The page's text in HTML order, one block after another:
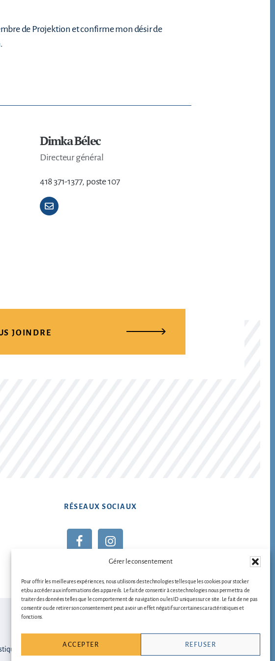
Gérer le consentement
Pour offrir les meilleures expériences, nous utilisons des technologies telles que les cookies pour stocker
et/ou accéder aux informations des appareils. Le fait de consentir à ces technologies nous permettra de
traiter des données telles que le comportement de navigation ou les ID uniques sur ce site. Le fait de ne pas
consentir ou de retirer son consentement peut avoir un effet négatif sur certaines caractéristiques et
fonctions.
ACCEPTER REFUSER
de Projektion et confirme mon désir de
Dimka Bélec
Directeur général
418 371-1377, poste 107
JOINDRE
RÉSEAUX SOCIAUX
Politique de cookies
par Signé Cathy Design